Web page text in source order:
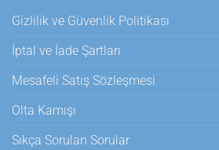
Gizlilik ve Güvenlik Politikası
İptal ve İade Şartları
Mesafeli Satış Sözleşmesi
Olta Kamışı
Sıkça Sorulan Sorular